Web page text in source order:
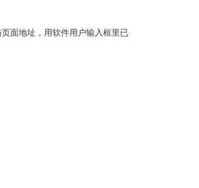
面地址，用软件用户输入框里已